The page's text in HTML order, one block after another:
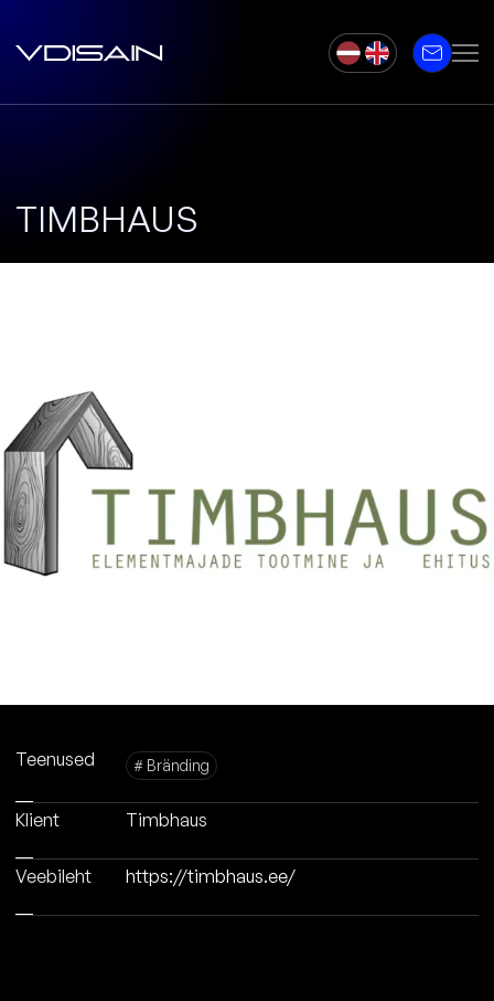
TIMBHAUS
Teenused # Bränding
Klient Timbhaus
Veebileht https://timbhaus.ee/